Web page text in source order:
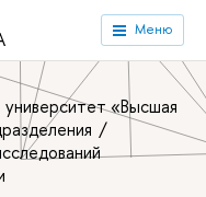
Меню
университет «Высшая